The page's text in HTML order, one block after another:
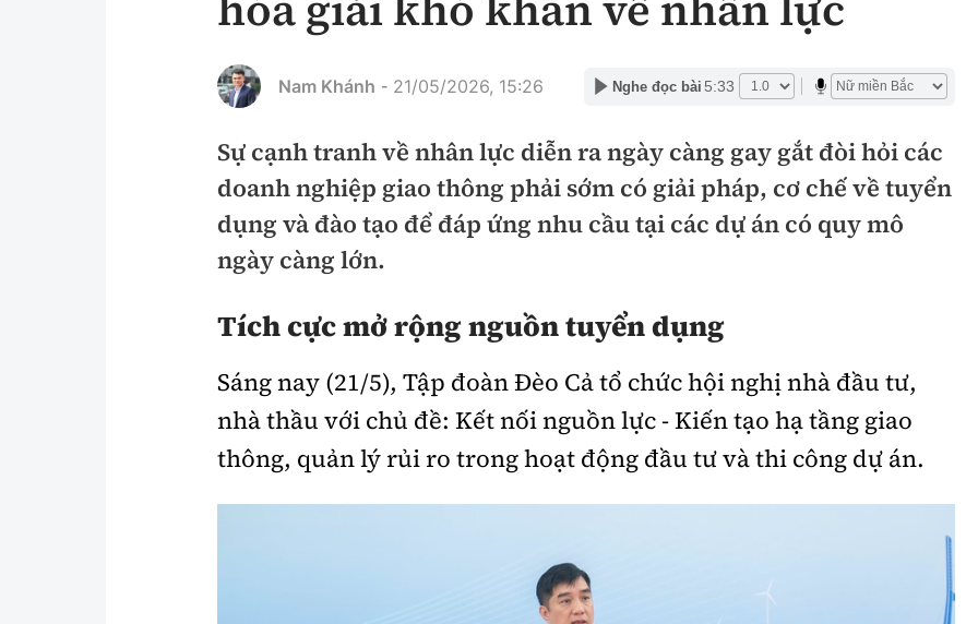
Giám định chất lượng Đường sắt
Đường sắt tốc độ cao
Đường thủy
Hàng hải
Nhà thầu
Thi viết về Ngành
Bảo hiểm
Doanh nghiệp
An ninh hình sự
An toàn giao thông
Giao thông 24h
ATGT địa phương
Chung tay vì ATGT
Gương sáng giao thông
xem thêm
Bóng đá Công nghệ mới
Nam Khánh - 21/05/2026, 15:26 Nghe đọc bài 5:33
Sự cạnh tranh về nhân lực diễn ra ngày càng gay gắt đòi hỏi các
doanh nghiệp giao thông phải sớm có giải pháp, cơ chế về tuyển
dụng và đào tạo để đáp ứng nhu cầu tại các dự án có quy mô
ngày càng lớn.
Tích cực mởrộng nguồn tuyển dụng
Sáng nay (21/5), Tập đoàn Đèo Cả tổ chức hội nghị nhà đầu tư,
nhà thầu với chủ đề: Kết nối nguồn lực - Kiến tạo hạ tầng giao
thông, quản lý rủi ro trong hoạt động đầu tư và thi công dự án.